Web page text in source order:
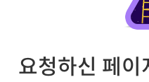
요청하신 페